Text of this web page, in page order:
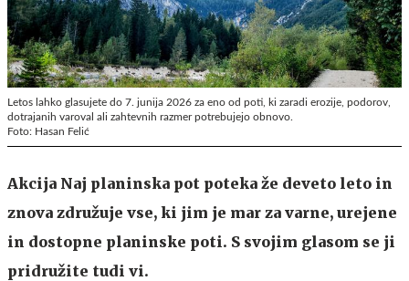
Letos lahko glasujete do 7. junija 2026 za eno od poti, ki zaradi erozije, podorov,
dotrajanih varoval ali zahtevnih razmer potrebujejo obnovo.
Foto: Hasan Felić
Akcija Naj planinska pot poteka že deveto leto in
znova združuje vse, ki jim je mar za varne, urejene
in dostopne planinske poti. S svojim glasom se ji
pridružite tudi vi.